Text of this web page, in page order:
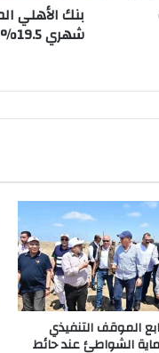
بنك الأهلي
الموقف التنفيذي
الشواطئ عند حائط